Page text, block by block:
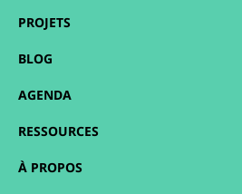
PROJETS
BLOG
AGENDA
RESSOURCES
À PROPOS